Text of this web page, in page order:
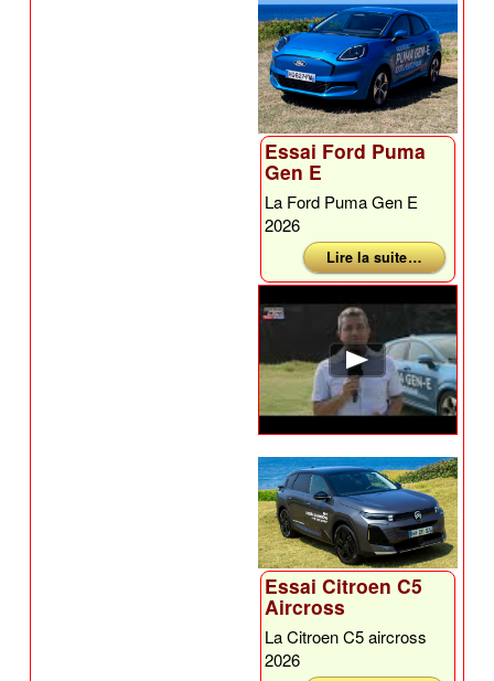
Essai Ford Puma
Gen E
La Ford Puma Gen E
2026
Lire la suite …
Essai Citroen C5
Aircross
La Citroen C5 aircross
2026